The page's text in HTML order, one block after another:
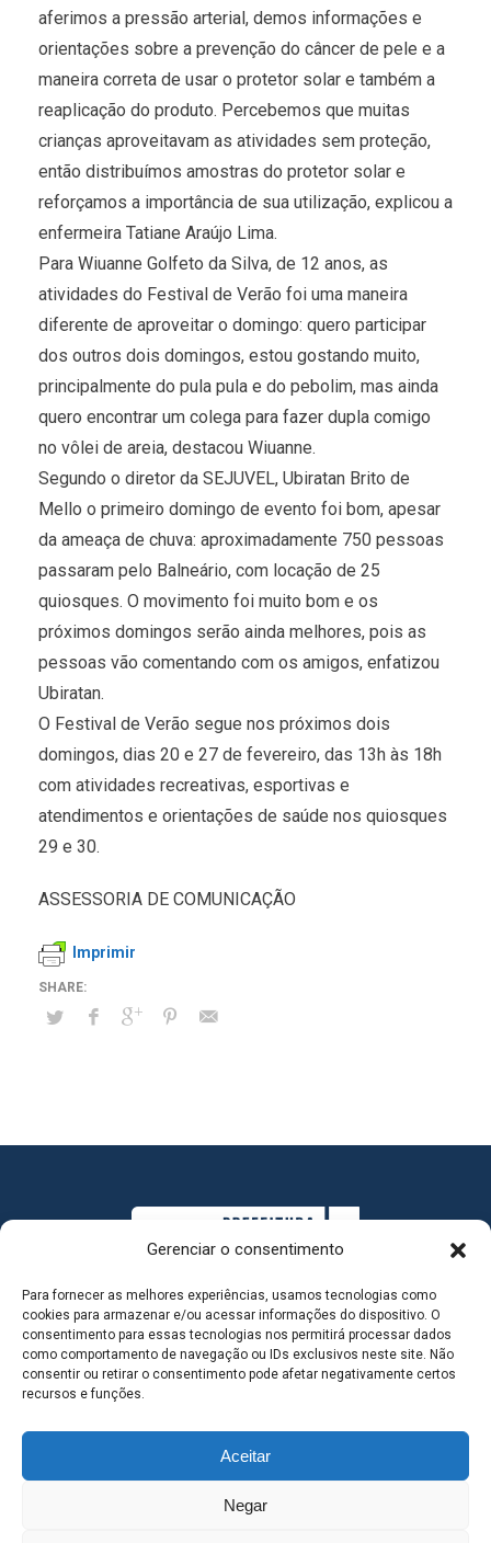
Gerenciar o consentimento
Para fornecer as melhores experiências, usamos tecnologias como
cookies para armazenar e/ou acessar informações do dispositivo. O
consentimento para essas tecnologias nos permitirá processar dados
como comportamento de navegação ou IDs exclusivos neste site. Não
consentir ou retirar o consentimento pode afetar negativamente certos
recursos e funções.
Aceitar
Negar
aferimos a pressão arterial, demos informações e
orientações sobre a prevenção do câncer de pele e a
maneira correta de usar o protetor solar e também a
reaplicação do produto. Percebemos que muitas
crianças aproveitavam as atividades sem proteção,
então distribuímos amostras do protetor solar e
reforçamos a importância de sua utilização, explicou a
enfermeira Tatiane Araújo Lima.
Para Wiuanne Golfeto da Silva, de 12 anos, as
atividades do Festival de Verão foi uma maneira
diferente de aproveitar o domingo: quero participar
dos outros dois domingos, estou gostando muito,
principalmente do pula pula e do pebolim, mas ainda
quero encontrar um colega para fazer dupla comigo
no vôlei de areia, destacou Wiuanne.
Segundo o diretor da SEJUVEL, Ubiratan Brito de
Mello o primeiro domingo de evento foi bom, apesar
da ameaça de chuva: aproximadamente 750 pessoas
passaram pelo Balneário, com locação de 25
quiosques. O movimento foi muito bom e os
próximos domingos serão ainda melhores, pois as
pessoas vão comentando com os amigos, enfatizou
Ubiratan.
O Festival de Verão segue nos próximos dois
domingos, dias 20 e 27 de fevereiro, das 13h às 18h
com atividades recreativas, esportivas e
atendimentos e orientações de saúde nos quiosques
29 e 30.
ASSESSORIA DE COMUNICAÇÃO
Imprimir
MAPA DO SITE
SEDE DO ADMINISTRATIVO MUNICIPAL - Avenida